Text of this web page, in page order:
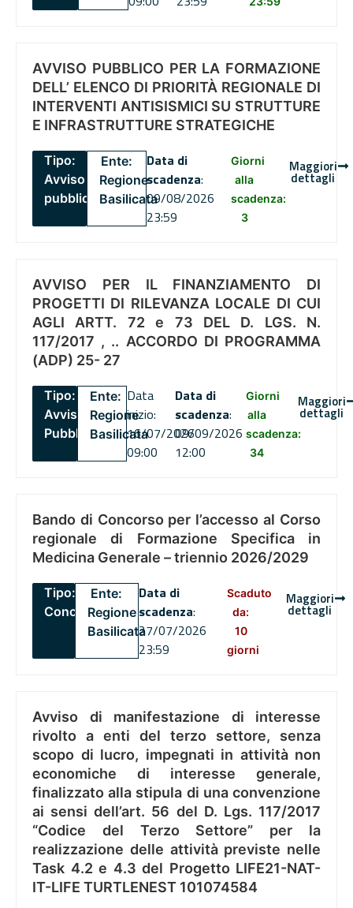
AVVISO PUBBLICO PER LA FORMAZIONE
DELL’ ELENCO DI PRIORITÀ REGIONALE DI
INTERVENTI ANTISISMICI SU STRUTTURE
E INFRASTRUTTURE STRATEGICHE
Tipo:
Avviso
pubblico
Ente:
Regione
Basilicata
Data di
scadenza:
09/08/2026
23:59
Giorni
alla
scadenza:
3
Maggiori
dettagli
AVVISO PER IL FINANZIAMENTO DI
PROGETTI DI RILEVANZA LOCALE DI CUI
AGLI ARTT. 72 e 73 DEL D. LGS. N.
117/2017 , .. ACCORDO DI PROGRAMMA
(ADP) 25- 27
Tipo:
Avviso
Pubblico
Ente:
Regione
Basilicata
Data
inizio:
16/07/2026
09:00
Data di
scadenza:
09/09/2026
12:00
Giorni
alla
scadenza:
34
Maggiori
dettagli
Bando di Concorso per l’accesso al Corso
regionale di Formazione Specifica in
Medicina Generale – triennio 2026/2029
Tipo:
Concorsi
Ente:
Regione
Basilicata
Data di
scadenza:
27/07/2026
23:59
Scaduto
da:
10
giorni
Maggiori
dettagli
Avviso di manifestazione di interesse
rivolto a enti del terzo settore, senza
scopo di lucro, impegnati in attività non
economiche di interesse generale,
finalizzato alla stipula di una convenzione
ai sensi dell’art. 56 del D. Lgs. 117/2017
“Codice del Terzo Settore” per la
realizzazione delle attività previste nelle
Task 4.2 e 4.3 del Progetto LIFE21-NAT-
IT-LIFE TURTLENEST 101074584